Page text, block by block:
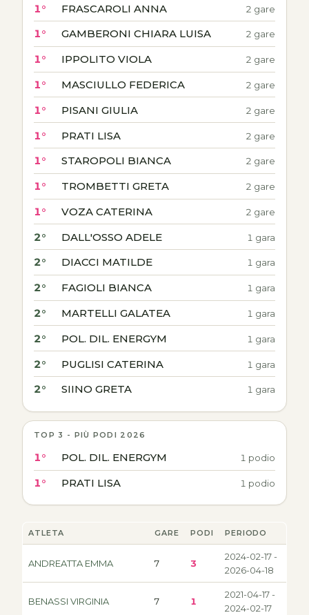
1° FRASCAROLI ANNA 2 gare
1° GAMBERONI CHIARA LUISA 2 gare
1° IPPOLITO VIOLA 2 gare
1° MASCIULLO FEDERICA 2 gare
1° PISANI GIULIA 2 gare
1° PRATI LISA 2 gare
1° STAROPOLI BIANCA 2 gare
1° TROMBETTI GRETA 2 gare
1° VOZA CATERINA 2 gare
2° DALL'OSSO ADELE 1 gara
2° DIACCI MATILDE 1 gara
2° FAGIOLI BIANCA 1 gara
2° MARTELLI GALATEA 1 gara
2° POL. DIL. ENERGYM 1 gara
2° PUGLISI CATERINA 1 gara
2° SIINO GRETA 1 gara
TOP 3 - PIÙ PODI 2026
1° POL. DIL. ENERGYM 1 podio
1° PRATI LISA 1 podio
ATLETA GARE PODI PERIODO
ANDREATTA EMMA 7 3
2024-02-17 -
2026-04-18
BENASSI VIRGINIA 7 1
2021-04-17 -
2024-02-17